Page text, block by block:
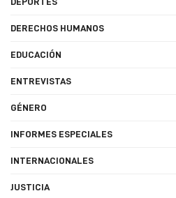
DERECHOS HUMANOS
EDUCACIÓN
ENTREVISTAS
GÉNERO
INFORMES ESPECIALES
INTERNACIONALES
JUSTICIA